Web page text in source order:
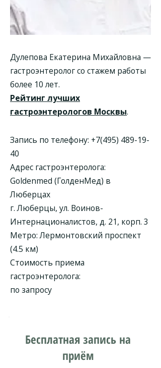
Дулепова Екатерина Михайловна —
гастроэнтеролог со стажем работы
более 10 лет.
Рейтинг лучших
гастроэнтерологов Москвы.
Запись по телефону: +7(495) 489-19-
40
Адрес гастроэнтеролога:
Goldenmed (ГолденМед) в
Люберцах
г. Люберцы, ул. Воинов-
Интернационалистов, д. 21, корп. 3
Метро: Лермонтовский проспект
(4.5 км)
Стоимость приема
гастроэнтеролога:
по запросу
Бесплатная запись на
приём